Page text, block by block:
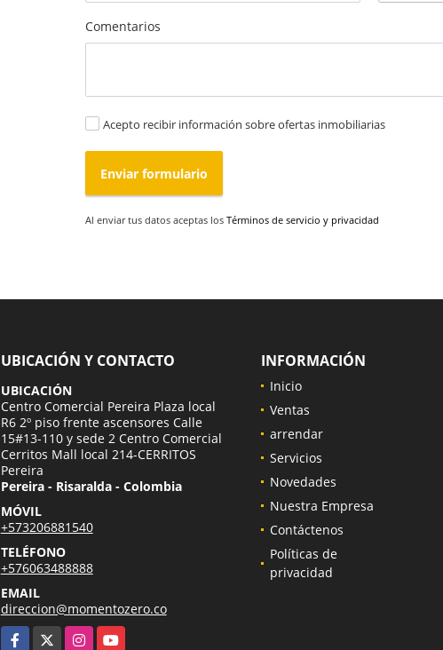
Comentarios
Acepto recibir información sobre ofertas inmobiliarias
Enviar formulario
Al enviar tus datos aceptas los Términos de servicio y privacidad
UBICACIÓN Y CONTACTO
UBICACIÓN
Centro Comercial Pereira Plaza local
R6 2º piso frente ascensores Calle
15#13-110 y sede 2 Centro Comercial
Cerritos Mall local 214-CERRITOS
Pereira
Pereira - Risaralda - Colombia
MÓVIL
+573206881540
TELÉFONO
+576063488888
EMAIL
direccion@momentozero.co
Facebook
InstagramYouTube
INFORMACIÓN
Inicio
Ventas
arrendar
Servicios
Novedades
Nuestra Empresa
Contáctenos
Políticas de
privacidad